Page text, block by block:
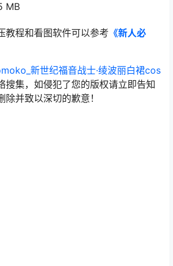
MB
教程和看图软件可以参考 《新人必
新世纪福音战士·绫波丽白裙cos
搜集，如侵犯了您的版权请立即告知
并致以深切的歉意！